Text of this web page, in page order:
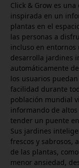
Click & Grow es
inspirada en un
plantas en el
las personas a
incluso en entornos
desarrolla jardines
automáticamente
los usuarios
facilidad durante
población mundial
informando de altos
tender un puente
Sus jardines
frescos y sabrosos,
de las plantas,
menor ansiedad,